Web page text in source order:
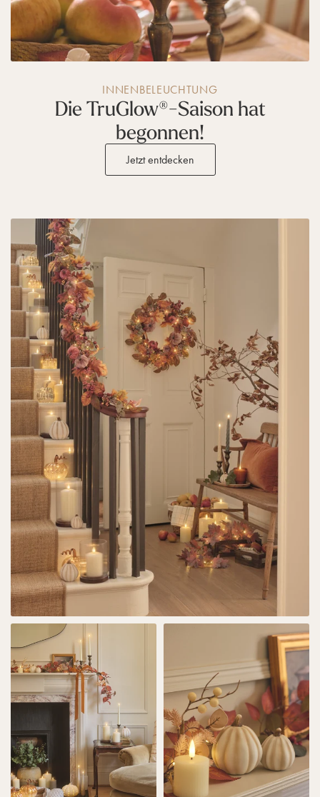
INNENBELEUCHTUNG
Die TruGlow®-Saison hat
begonnen!
Jetzt entdecken